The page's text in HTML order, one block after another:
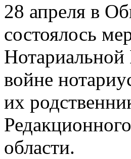
28 апреля в
состоялось
Нотариальной
войне
их
области.